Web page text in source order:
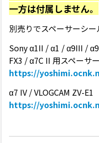
一方は付属しません。
別売りでスペーサーシー
Sonyα1II /α1 / α9III /
FX3 / α7C II 用スペーサ
https://
α7 IV / VLOGCAM ZV-E1
https://